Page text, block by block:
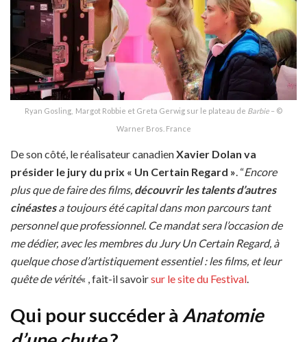
Ryan Gosling, Margot Robbie et Greta Gerwig sur le plateau de Barbie – ©
Warner Bros. France
De son côté, le réalisateur canadienXavier Dolan va
présider le jury du prix « Un Certain Regard » . “Encore
plus que de faire des films, découvrir les talents d’autres
cinéastesa toujours été capital dans mon parcours tant
personnel que professionnel. Ce mandat sera l’occasion de
me dédier, avec les membres du Jury Un Certain Regard, à
quelque chose d’artistiquement essentiel : les films, et leur
quête de vérité« , fait-il savoirsur le site du Festival
Qui pour succéder à Anatomie